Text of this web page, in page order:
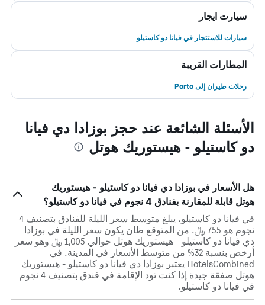
سيارت ايجار
سيارات للاستئجار في فيانا دو كاستيلو
المطارات القريبة
رحلات طيران إلى Porto
الأسئلة الشائعة عند حجز بوزادا دي فيانا
دو كاستيلو - هيستوريك هوتل
هل الأسعار في بوزادا دي فيانا دو كاستيلو - هيستوريك
هوتل قابلة للمقارنة بفنادق 4 نجوم في فيانا دو كاستيلو؟
في فيانا دو كاستيلو، يبلغ متوسط ​​سعر الليلة للفنادق بتصنيف 4
نجوم هو 755 ﷼. من المتوقع ظان يكون سعر الليلة في بوزادا
دي فيانا دو كاستيلو - هيستوريك هوتل حوالي 1,005 ﷼ وهو سعر
أرخص بنسبة 32% من متوسط الأسعار في المدينة. في
HotelsCombined يعتبر بوزادا دي فيانا دو كاستيلو - هيستوريك
هوتل صفقة جيدة إذا كنت تود الإقامة في فندق بتصنيف 4 نجوم
في فيانا دو كاستيلو.